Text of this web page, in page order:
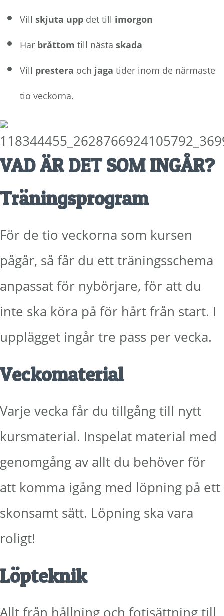
Vill skjuta upp det till imorgon
Har bråttom till nästa skada
Vill prestera och jaga tider inom de närmaste
tio veckorna.
VAD ÄR DET SOM INGÅR?
Träningsprogram
För de tio veckorna som kursen
pågår, så får du ett träningsschema
anpassat för nybörjare, för att du
inte ska köra på för hårt från start. I
upplägget ingår tre pass per vecka.
Veckomaterial
Varje vecka får du tillgång till nytt
kursmaterial. Inspelat material med
genomgång av allt du behöver för
att komma igång med löpning på ett
skonsamt sätt. Löpning ska vara
roligt!
Löpteknik